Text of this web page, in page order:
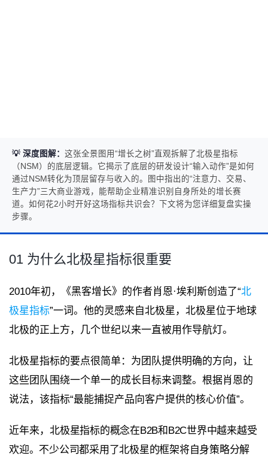
💡 深度图解： 这张全景图用“增长之树”直观拆解了北极星指标
（NSM）的底层逻辑。它揭示了底层的研发设计“输入动作”是如何
通过NSM转化为顶层留存与收入的。图中指出的“注意力、交易、
生产力”三大商业游戏，能帮助企业精准识别自身所处的增长赛
道。如何花2小时开好这场指标共识会？下文将为您详细复盘实操
步骤。
01 为什么北极星指标很重要
2010年初，《黑客增长》的作者肖恩·埃利斯创造了“北
极星指标”一词。他的灵感来自北极星，北极星位于地球
北极的正上方，几个世纪以来一直被用作导航灯。
北极星指标的要点很简单：为团队提供明确的方向，让
这些团队围绕一个单一的成长目标来调整。根据肖恩的
说法，该指标“最能捕捉产品向客户提供的核心价值”。
近年来， 北极星指标的概念在B2B和B2C世界中越来越受
欢迎。不少公司都采用了北极星的框架将自身策略分解